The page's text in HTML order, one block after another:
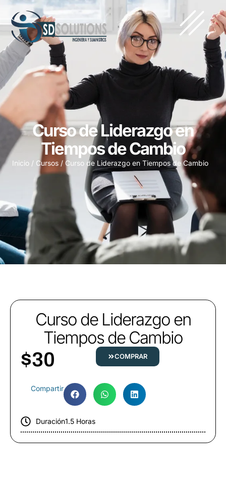
Curso de Liderazgo en
Tiempos de Cambio
Inicio / Cursos / Curso de Liderazgo en Tiempos de Cambio
Curso de Liderazgo en
Tiempos de Cambio
$30 COMPRAR
Compartir
Duración1.5 Horas